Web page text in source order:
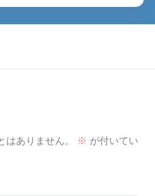
ありません。 ※ が付いてい